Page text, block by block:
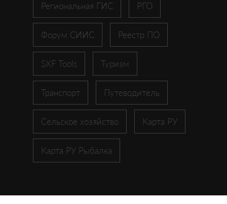
Региональная ГИС РГО
Форум СИИС Реестр ПО
SXF Tools Туризм
Транспорт Путеводитель
Сельское хозяйство Карта РУ
Карта РУ Рыбалка